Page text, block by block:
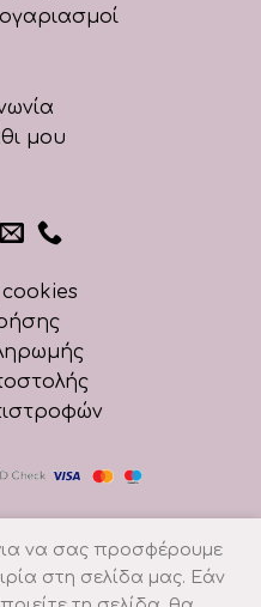
μου
cookies
να σας προσφέρουμε
στη σελίδα μας. Εάν